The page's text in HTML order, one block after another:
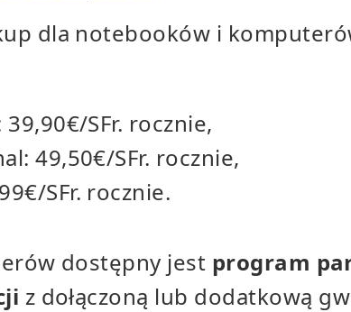
dla notebooków i
SFr. rocznie,
49,50€/SFr. rocznie,
SFr. rocznie.
dostępny jest program
z dołączoną lub dodatkową